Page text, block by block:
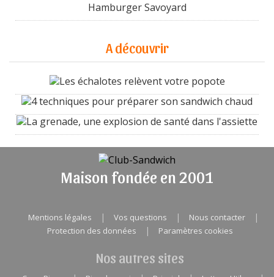
Hamburger Savoyard
A découvrir
Les échalotes relèvent votre popote
4 techniques pour préparer son sandwich chaud
La grenade, une explosion de santé dans l'assiette
Maison fondée en 2001
Mentions légales | Vos questions | Nous contacter |
Protection des données | Paramètres cookies
Nos autres sites